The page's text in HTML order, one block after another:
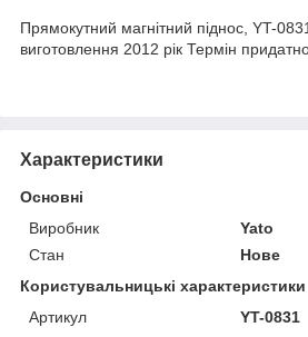
Прямокутний магнітний піднос, YT-
виготовлення 2012 рік Термін
Характеристики
Основні
Виробник
Yato
Стан
Нове
Користувальницькі характеристики
Артикул
YT-0831